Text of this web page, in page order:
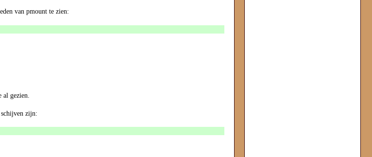
van pmount te zien:
al gezien.
zijn: